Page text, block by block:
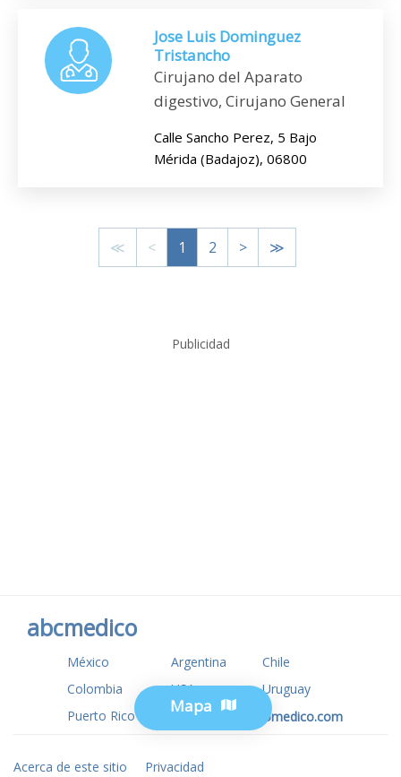
Jose Luis Dominguez
Tristancho
Cirujano del Aparato
digestivo, Cirujano General
Calle Sancho Perez, 5 Bajo
Mérida (Badajoz), 06800
≪ < 1 2 > ≫
Mapa
Publicidad
abcmedico
México Argentina
Chile
Colombia
USA
Uruguay
Puerto Rico
www.tuotromedico.com
Acerca de este sitio Privacidad